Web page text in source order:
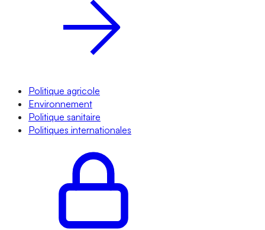
Politique agricole
Environnement
Politique sanitaire
Politiques internationales